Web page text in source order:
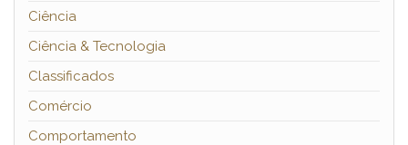
Ciência
Ciência & Tecnologia
Classificados
Comércio
Comportamento